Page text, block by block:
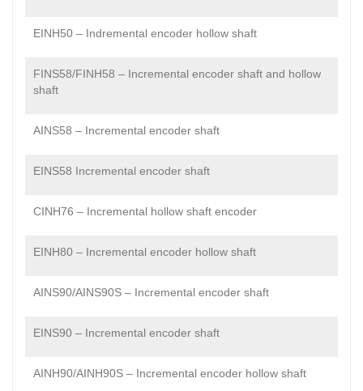
EINH50 – Indremental encoder hollow shaft
FINS58/FINH58 – Incremental encoder shaft and hollow
shaft
AINS58 – Incremental encoder shaft
EINS58 Incremental encoder shaft
CINH76 – Incremental hollow shaft encoder
EINH80 – Incremental encoder hollow shaft
AINS90/AINS90S – Incremental encoder shaft
EINS90 – Incremental encoder shaft
AINH90/AINH90S – Incremental encoder hollow shaft